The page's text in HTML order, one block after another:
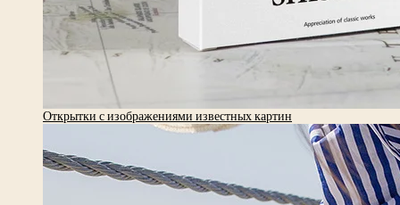
Открытки с изображениями известных картин